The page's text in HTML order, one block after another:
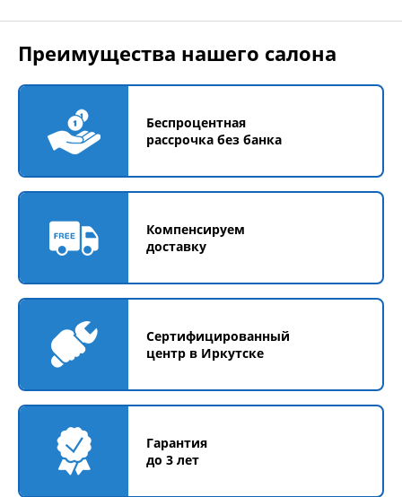
Преимущества нашего салона
Беспроцентная
рассрочка без банка
Компенсируем
доставку
Сертифицированный
центр в Иркутске
Гарантия
до 3 лет